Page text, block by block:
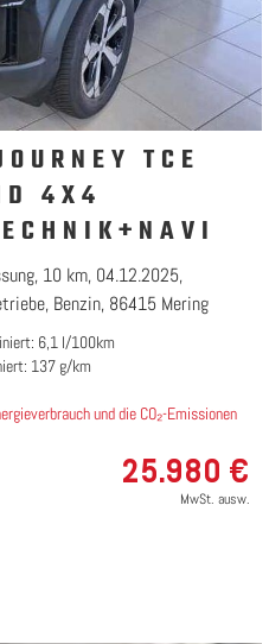
TCE
4X4
10 km 04.12.2025
Benzin 86415 Mering
6,1 l/100km
137 g/km
und die CO₂-Emissionen
25.980 €
MwSt. ausw.